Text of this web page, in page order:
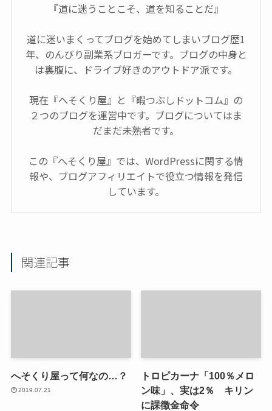
『道に迷うことこそ、道を知ることだ』
道に迷いまくってブログを始めてしまいブログ歴1
年、のんびり副業系ブロガーです。ブログの中身と
は裏腹に、ドライブ好きのアウトドア派です。
現在『へそくり屋』と『暇つぶしドットコム』の
２つのブログを運営中です。ブログについてはま
だまだ未熟者です。
この『へそくり屋』では、WordPressに関する情
報や、ブログアフィリエイトで役立つ情報を発信
しています。
関連記事
へそくり屋って何なの…？
2019.07.21
トロピカーナ「100％メロ
ン味」、実は2％ キリン
に課徴金命令